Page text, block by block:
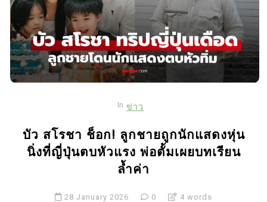
In ข่าว
บัว สโรชา ช็อก! ลูกชายถูกนักแสดงหุ่น
นิ่งที่ญี่ปุ่นตบหัวแรง พ่อตั้มเผยบทเรียน
ล้ำค่า
28 January 2026 0 4 words